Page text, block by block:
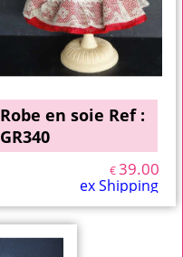
Robe en soie Ref :
GR340
€39.00
ex Shipping